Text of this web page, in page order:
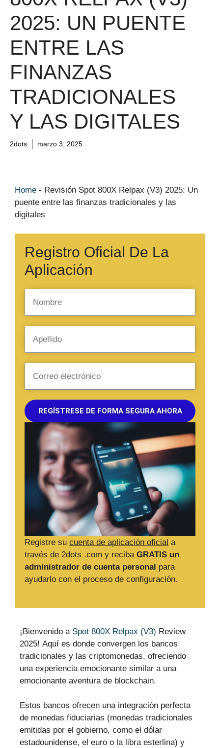
2025: UN PUENTE
ENTRE LAS
FINANZAS
TRADICIONALES
Y LAS DIGITALES
2dots marzo 3, 2025
Home - Revisión Spot 800X Relpax (V3) 2025: Un
puente entre las finanzas tradicionales y las
digitales
Registre su cuenta de aplicación oficial a
través de 2dots .com y reciba GRATIS un
administrador de cuenta personal para
ayudarlo con el proceso de configuración.
Registro Oficial De La
Aplicación
REGÍSTRESE DE FORMA SEGURA AHORA
¡Bienvenido a Spot 800X Relpax (V3) Review
2025! Aquí es donde convergen los bancos
tradicionales y las criptomonedas, ofreciendo
una experiencia emocionante similar a una
emocionante aventura de blockchain.
Estos bancos ofrecen una integración perfecta
de monedas fiduciarias (monedas tradicionales
emitidas por el gobierno, como el dólar
estadounidense, el euro o la libra esterlina) y